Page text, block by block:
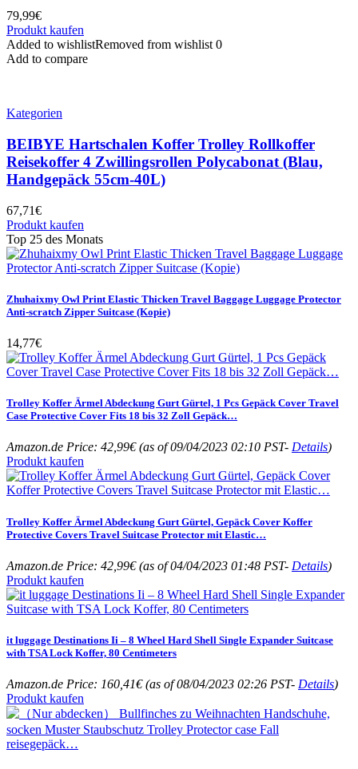
79,99€
Produkt kaufen
Added to wishlistRemoved from wishlist 0
Add to compare
Kategorien
BEIBYE Hartschalen Koffer Trolley Rollkoffer
Reisekoffer 4 Zwillingsrollen Polycabonat (Blau,
Handgepäck 55cm-40L)
67,71€
Produkt kaufen
Top 25 des Monats
Zhuhaixmy Owl Print Elastic Thicken Travel Baggage Luggage Protector
Anti-scratch Zipper Suitcase (Kopie)
14,77€
Trolley Koffer Ärmel Abdeckung Gurt Gürtel, 1 Pcs Gepäck Cover Travel
Case Protective Cover Fits 18 bis 32 Zoll Gepäck…
Amazon.de Price: 42,99€(as of 09/04/2023 02:10 PST- Details)
Produkt kaufen
Trolley Koffer Ärmel Abdeckung Gurt Gürtel, Gepäck Cover Koffer
Protective Covers Travel Suitcase Protector mit Elastic…
Amazon.de Price: 42,99€(as of 04/04/2023 01:48 PST- Details)
Produkt kaufen
it luggage Destinations Ii – 8 Wheel Hard Shell Single Expander Suitcase
with TSA Lock Koffer, 80 Centimeters
Amazon.de Price: 160,41€(as of 08/04/2023 02:26 PST- Details)
Produkt kaufen